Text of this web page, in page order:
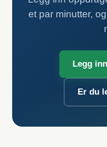
et par minutter,
Legg
Er du